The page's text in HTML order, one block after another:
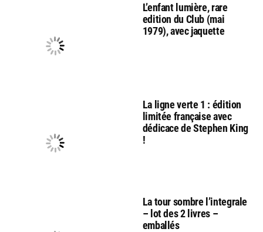
L’enfant lumière, rare
edition du Club (mai
1979), avec jaquette
La ligne verte 1 : édition
limitée française avec
dédicace de Stephen King
!
La tour sombre l’integrale
– lot des 2 livres –
emballés